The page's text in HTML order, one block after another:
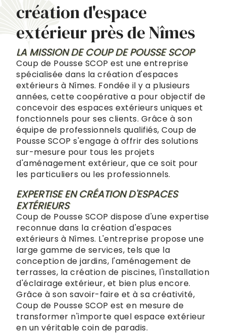
création d'espace
extérieur près de Nîmes
LA MISSION DE COUP DE POUSSE SCOP
Coup de Pousse SCOP est une entreprise
spécialisée dans la création d'espaces
extérieurs à Nîmes. Fondée il y a plusieurs
années, cette coopérative a pour objectif de
concevoir des espaces extérieurs uniques et
fonctionnels pour ses clients. Grâce à son
équipe de professionnels qualifiés, Coup de
Pousse SCOP s'engage à offrir des solutions
sur-mesure pour tous les projets
d'aménagement extérieur, que ce soit pour
les particuliers ou les professionnels.
EXPERTISE EN CRÉATION D'ESPACES
EXTÉRIEURS
Coup de Pousse SCOP dispose d'une expertise
reconnue dans la création d'espaces
extérieurs à Nîmes. L'entreprise propose une
large gamme de services, tels que la
conception de jardins, l'aménagement de
terrasses, la création de piscines, l'installation
d'éclairage extérieur, et bien plus encore.
Grâce à son savoir-faire et à sa créativité,
Coup de Pousse SCOP est en mesure de
transformer n'importe quel espace extérieur
en un véritable coin de paradis.